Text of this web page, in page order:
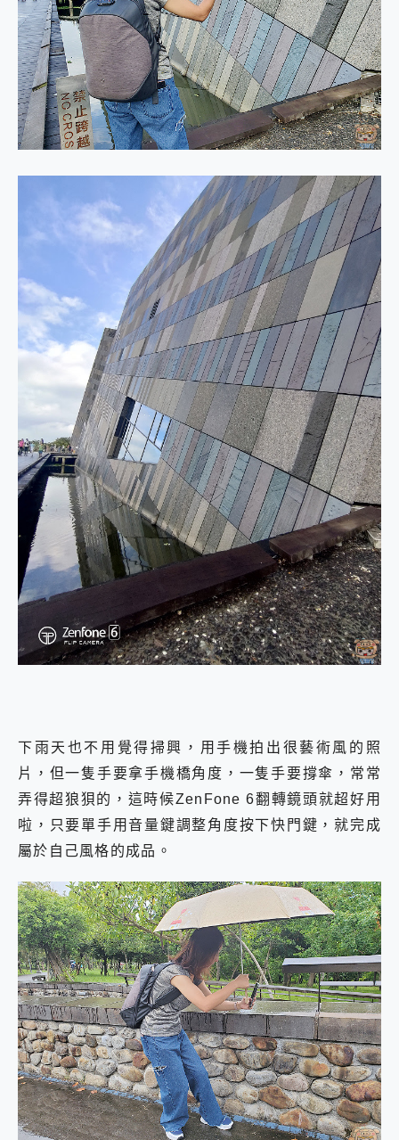
下雨天也不用覺得掃興，用手機拍出很藝術風的照
片，但一隻手要拿手機橋角度，一隻手要撐傘，常常
弄得超狼狽的，這時候ZenFone 6翻轉鏡頭就超好用
啦，只要單手用音量鍵調整角度按下快門鍵，就完成
屬於自己風格的成品。